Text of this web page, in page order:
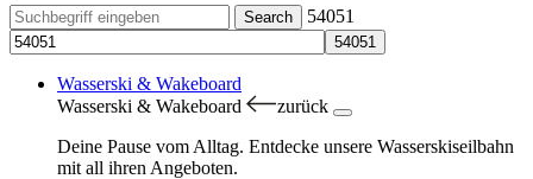
54051
Wasserski & Wakeboard
Wasserski & Wakeboard
zurück
Deine Pause vom Alltag. Entdecke unsere Wasserskiseilbahn
mit all ihren Angeboten.